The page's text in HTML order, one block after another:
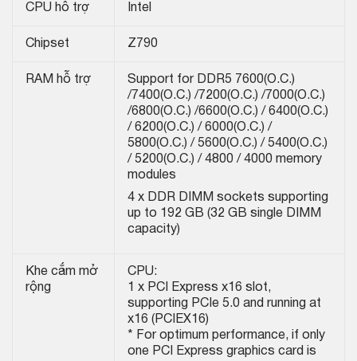
CPU hỗ trợ Intel
Chipset Z790
RAM hỗ trợ
Support for DDR5 7600(O.C.)
/7400(O.C.) /7200(O.C.) /7000(O.C.)
/6800(O.C.) /6600(O.C.) / 6400(O.C.)
/ 6200(O.C.) / 6000(O.C.) /
5800(O.C.) / 5600(O.C.) / 5400(O.C.)
/ 5200(O.C.) / 4800 / 4000 memory
modules
4 x DDR DIMM sockets supporting
up to 192 GB (32 GB single DIMM
capacity)
Khe cắm mở
rộng
CPU:
1 x PCI Express x16 slot,
supporting PCIe 5.0 and running at
x16 (PCIEX16)
* For optimum performance, if only
one PCI Express graphics card is